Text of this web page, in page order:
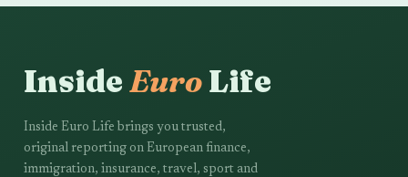
InsideEuroLife
Inside Euro Life brings you trusted,
original reporting on European finance,
immigration, insurance, travel, sport and